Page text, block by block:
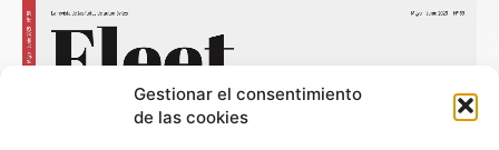
Gestionar el consentimiento
de las cookies